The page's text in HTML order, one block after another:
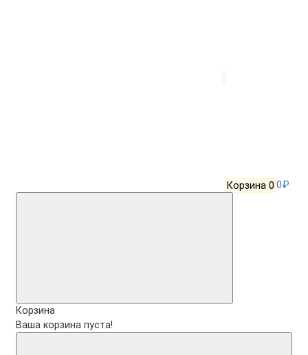
Корзина 0 0₽
Корзина
Ваша корзина пуста!